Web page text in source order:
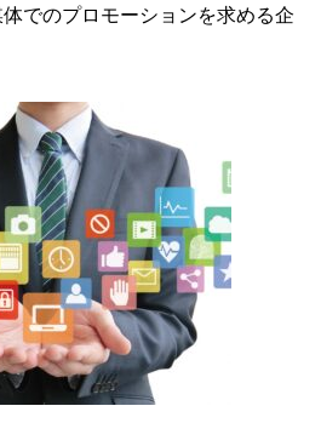
でのプロモーションを求める企